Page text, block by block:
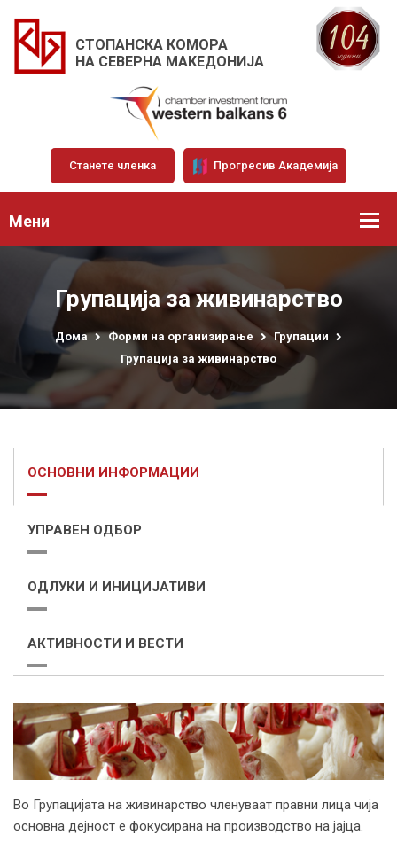
СТОПАНСКА КОМОРА
НА СЕВЕРНА МАКЕДОНИЈА
Станете членка Прогресив Академија
Мени
Групација за живинарство
Дома Форми на организирање
Групации
Групација за живинарство
ОСНОВНИ ИНФОРМАЦИИ
УПРАВЕН ОДБОР
ОДЛУКИ И ИНИЦИЈАТИВИ
АКТИВНОСТИ И ВЕСТИ
Во Групацијата на живинарство членуваат правни лица чија
основна дејност е фокусирана на производство на јајца.